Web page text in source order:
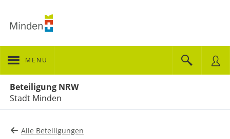
MENÜ
Beteiligung NRW
Stadt Minden
Alle Beteiligungen